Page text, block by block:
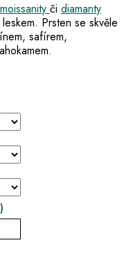
moissanity či diamanty
Prsten se skvěle
safírem,